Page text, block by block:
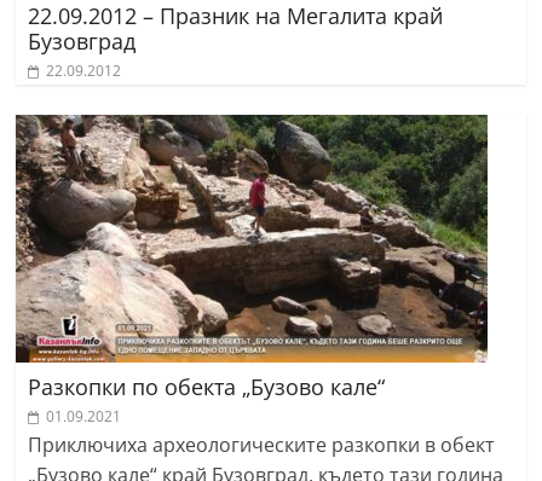
22.09.2012 – Празник на Мегалита край
Бузовград
22.09.2012
Разкопки по обекта „Бузово кале“
01.09.2021
Приключиха археологическите разкопки в обект
„Бузово кале“ край Бузовград, където тази година